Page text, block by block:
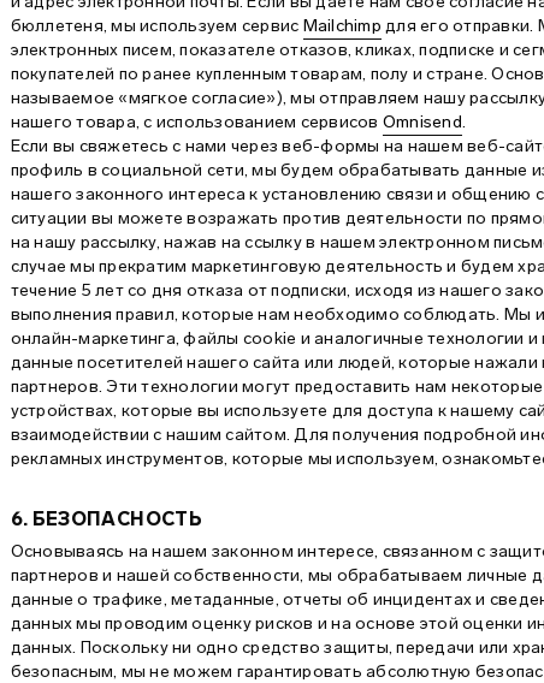
бюллетеня, мы используем сервис Mailchimp для его
электронных писем, показателе отказов, кликах, подписке и
покупателей по ранее купленным товарам, полу и стране.
называемое «мягкое согласие»), мы отправляем нашу
нашего товара, с использованием сервисов Omnisend.
Если вы свяжетесь с нами через веб-формы на нашем веб-
профиль в социальной сети, мы будем обрабатывать данные
нашего законного интереса к установлению связи и
ситуации вы можете возражать против деятельности по
на нашу рассылку, нажав на ссылку в нашем электронном
случае мы прекратим маркетинговую деятельность и будем
течение 5 лет со дня отказа от подписки, исходя из нашего
выполнения правил, которые нам необходимо соблюдать. Мы
онлайн-маркетинга, файлы cookie и аналогичные технологии
данные посетителей нашего сайта или людей, которые
партнеров. Эти технологии могут предоставить нам
устройствах, которые вы используете для доступа к нашему
взаимодействии с нашим сайтом. Для получения подробной
рекламных инструментов, которые мы используем,
6. БЕЗОПАСНОСТЬ
Основываясь на нашем законном интересе, связанном с
партнеров и нашей собственности, мы обрабатываем личные
данные о трафике, метаданные, отчеты об инцидентах и
данных мы проводим оценку рисков и на основе этой оценки
данных. Поскольку ни одно средство защиты, передачи или
безопасным, мы не можем гарантировать абсолютную